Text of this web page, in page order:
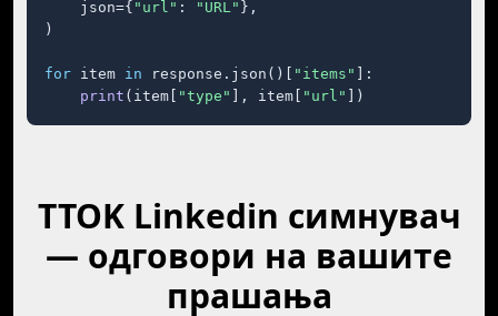
    json={
"url" : "URL" },
)
for item in response.json()[ "items"
]:
print (item[ "type" ], item[ "url" ])
TTOK Linkedin симнувач
— одговори на вашите
прашања